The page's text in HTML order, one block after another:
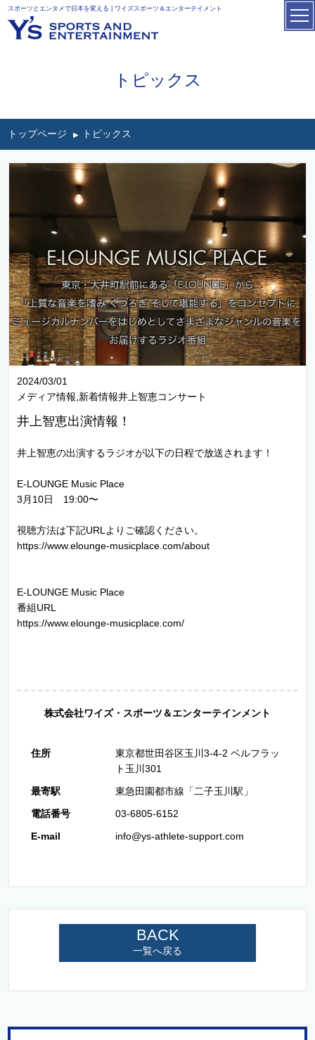
スポーツとエンタメで日本を変える | ワイズスポーツ＆エンターテイメント
トピックス
トップページ トピックス
2024/03/01
メディア情報,新着情報井上智恵コンサート
井上智恵出演情報！
井上智恵の出演するラジオが以下の日程で放送されます！
E-LOUNGE Music Place
3月10日 19:00〜
視聴方法は下記URLよりご確認ください。
https://www.elounge-musicplace.com/about
E-LOUNGE Music Place
番組URL
https://www.elounge-musicplace.com/
株式会社ワイズ・スポーツ＆エンターテインメント
住所
東京都世田谷区玉川3-4-2 ベルフラッ
ト玉川301
最寄駅
東急田園都市線「二子玉川駅」
電話番号
03-6805-6152
E-mail
info@ys-athlete-support.com
BACK
一覧へ戻る